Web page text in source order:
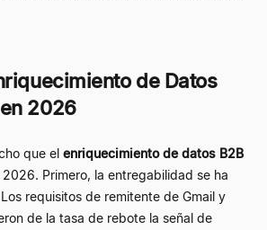
de Datos
2026
que el enriquecimiento de datos B2B
Primero, la entregabilidad se ha
requisitos de remitente de Gmail y
de la tasa de rebote la señal de